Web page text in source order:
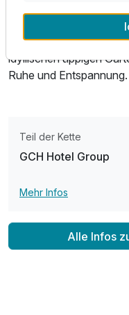
gestalteten
architektonischen
idyllischen üppigen
Ruhe und Entspannung.
Teil der Kette
GCH Hotel Group
Mehr Infos
Alle Infos